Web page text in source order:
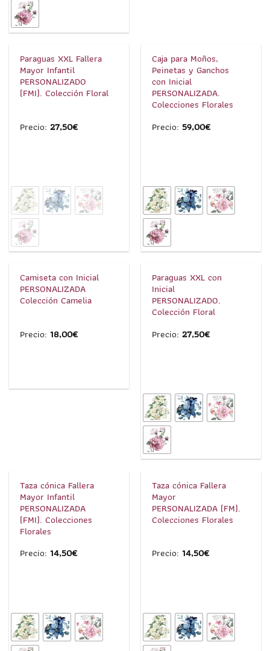
1/3
Paraguas XXL Fallera
Mayor Infantil
PERSONALIZADO
(FMI). Colección Floral
Precio:27,50€
Caja para Moños,
Peinetas y Ganchos
con Inicial
PERSONALIZADA.
Colecciones Florales
Precio:59,00€
1/2
Camiseta con Inicial
PERSONALIZADA
Colección Camelia
Precio:18,00€
1/4
Paraguas XXL con
Inicial
PERSONALIZADO.
Colección Floral
Precio:27,50€
Taza cónica Fallera
Mayor Infantil
PERSONALIZADA
(FMI). Colecciones
Florales
Precio:14,50€
1/4
Taza cónica Fallera
Mayor
PERSONALIZADA (FM).
Colecciones Florales
Precio:14,50€